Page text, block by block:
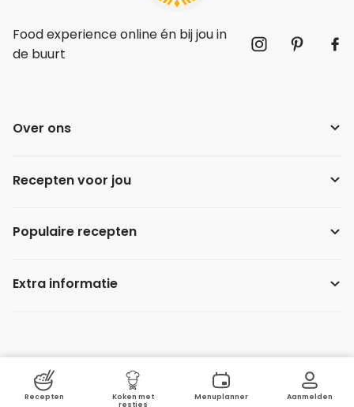
Recepten
Koken met
restjes
Menuplanner Aanmelden
Food experience online én bij jou in
de buurt
Over ons
Recepten voor jou
Populaire recepten
Extra informatie